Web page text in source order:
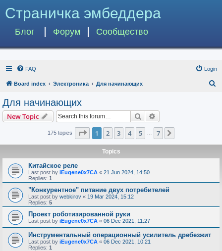
Страничка эмбеддера
Блог Форум Сообщество
FAQ Login
Board index Электроника Для начинающих
Для начинающих
New Topic Search
175 topics Page 1of 7
1 2 3 4 5 7
Topics
Китайское реле
Last post by iEugene0x7CA « 21 Jun 2024, 14:50
Replies: 1
"Конкурентное" питание двух потребителей
Last post by webkirov « 19 Mar 2024, 15:12
Replies: 5
Проект роботизированной руки
Last post by iEugene0x7CA « 06 Dec 2021, 11:27
Инструментальный операционный усилитель дребезжит
Last post by iEugene0x7CA « 06 Dec 2021, 10:21
Replies: 1